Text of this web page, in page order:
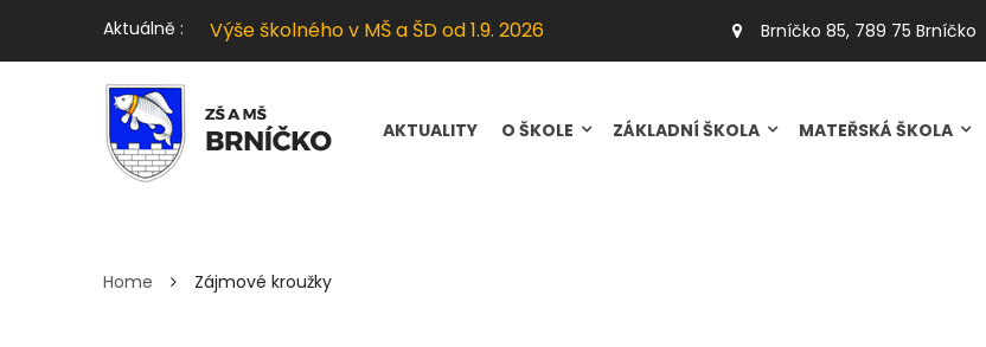
Aktuálně :
Výše školného v MŠ a ŠD od 1.9. 2026
Soutěžní den Hrabišín
Ekostezka Zábřeh
Slavnostní zakončení šk. r. 2025/2026
Brníčko 85, 789 75 Brníčko
AKTUALITY O ŠKOLE ZÁKLADNÍ ŠKOLA MATEŘSKÁ ŠKOLA
Home Zájmové kroužky